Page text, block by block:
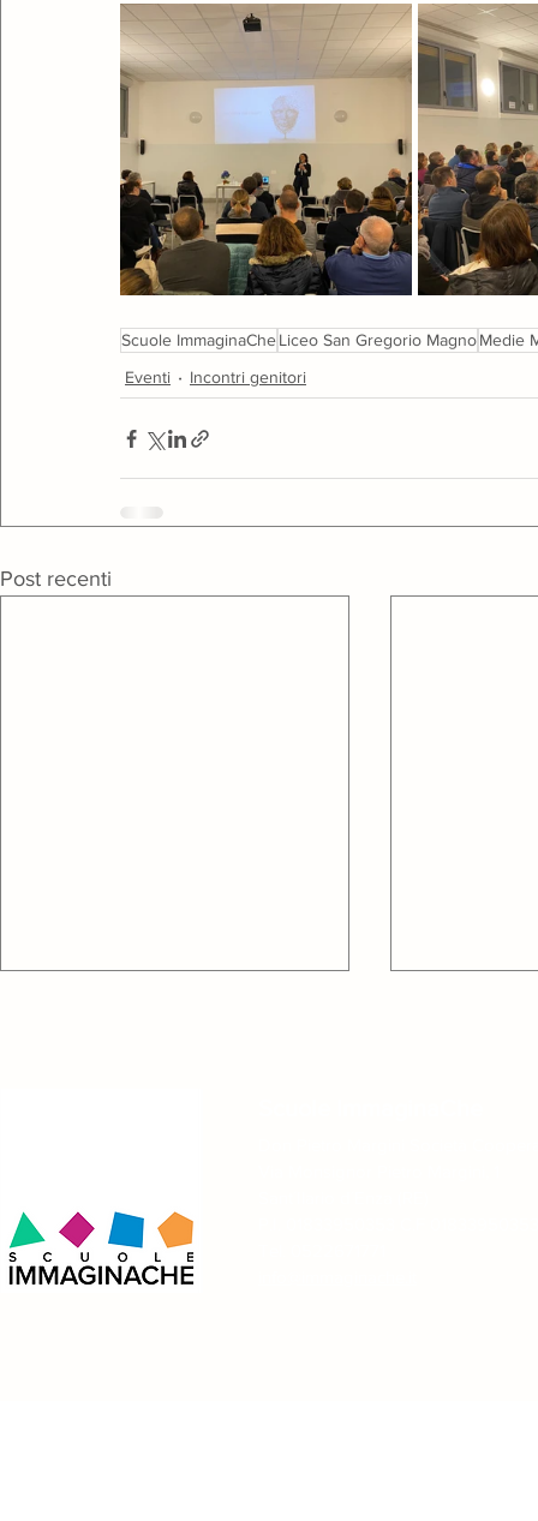
Scuole ImmaginaCheLiceo San Gregorio MagnoMedie
Eventi
Incontri genitori
Post recenti
Peppone